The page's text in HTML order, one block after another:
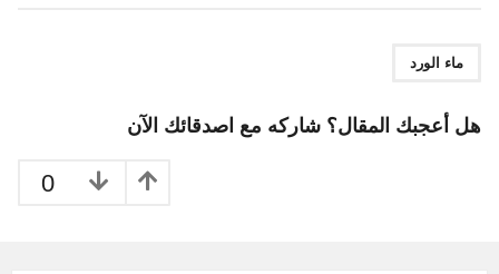
i
ماء الورد
هل أعجبك المقال؟ شاركه مع اصدقائك الآن
0